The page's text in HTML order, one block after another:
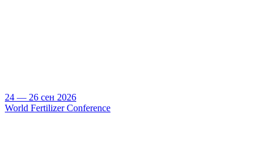
24 — 26 сен 2026
World Fertilizer Conference